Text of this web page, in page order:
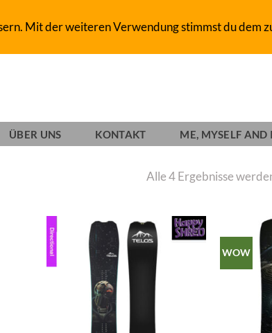
ÜBER UNS KONTAKT ME, MYSELF AND I
Alle 4 Ergebnisse
WOW
Mit der weiteren Verwendung stimmst du dem